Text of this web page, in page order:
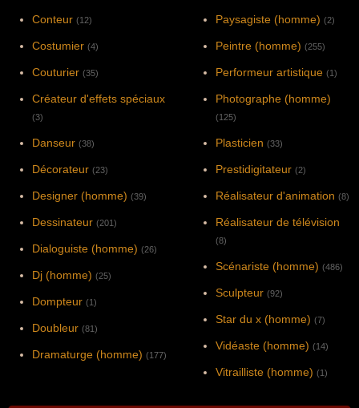
Conteur (12)
Costumier (4)
Couturier (35)
Créateur d'effets spéciaux
(3)
Danseur (38)
Décorateur (23)
Designer (homme) (39)
Dessinateur (201)
Dialoguiste (homme) (26)
Dj (homme) (25)
Dompteur (1)
Doubleur (81)
Dramaturge (homme) (177)
Paysagiste (homme) (2)
Peintre (homme) (255)
Performeur artistique (1)
Photographe (homme)
(125)
Plasticien (33)
Prestidigitateur (2)
Réalisateur d'animation (8)
Réalisateur de télévision
(8)
Scénariste (homme) (486)
Sculpteur (92)
Star du x (homme) (7)
Vidéaste (homme) (14)
Vitrailliste (homme) (1)